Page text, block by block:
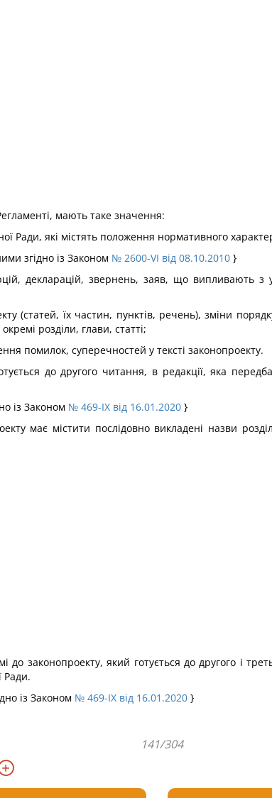
мають таке значення:
Ради, які містять положення нормативного
згідно із Законом № 2600-VI від 08.10.2010 }
декларацій, звернень, заяв, що випливають з
(статей, їх частин, пунктів, речень), зміни
розділи, глави, статті;
помилок, суперечностей у тексті законопроекту.
до другого читання, в редакції, яка
із Законом № 469-IX від 16.01.2020 }
має містити послідовно викладені назви
законопроекту, який готується до другого і
Ради.
із Законом № 469-IX від 16.01.2020 }
141/304